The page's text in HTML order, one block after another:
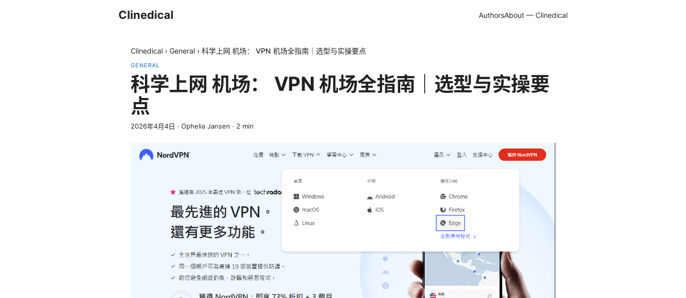
Clinedical AuthorsAbout — Clinedical
Clinedical › General › 科学上网 机场： VPN 机场全指南｜选型与实操要点
GENERAL
科学上网 机场： VPN 机场全指南｜选型与实操要
点
2026年4月4日 · Ophelia Jansen · 2 min